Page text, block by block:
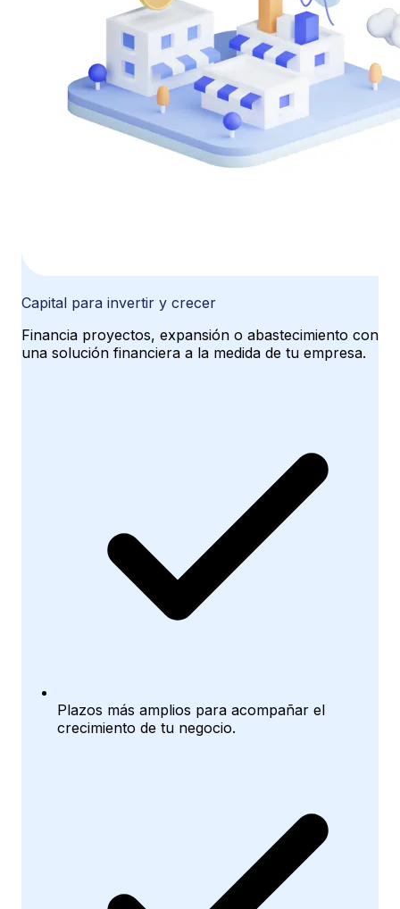
Capital para invertir y crecer
Financia proyectos, expansión o abastecimiento con
una solución financiera a la medida de tu empresa.
Plazos más amplios para acompañar el
crecimiento de tu negocio.